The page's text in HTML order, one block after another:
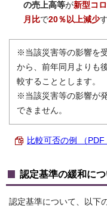
の売上高等が新型コ
月比で20％以上減少
※当該災害等の影響を
から、前年同月よりも
較することとします。
※当該災害等の影響が
できません。
比較可否の例 （PDF
認定基準の緩和に
認定基準について、以下